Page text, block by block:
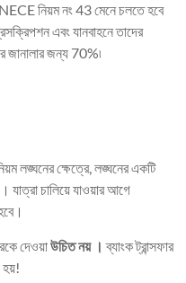
নিয়ম নং 43 মেনে চলতে হবে
এবং যানবাহনে তাদের
জানালার জন্য 70%৷
লঙ্ঘনের ক্ষেত্রে, লঙ্ঘনের একটি
যাত্রা চালিয়ে যাওয়ার আগে
দেওয়াউচিত নয় ।ব্যাংক ট্রান্সফার
হয়!